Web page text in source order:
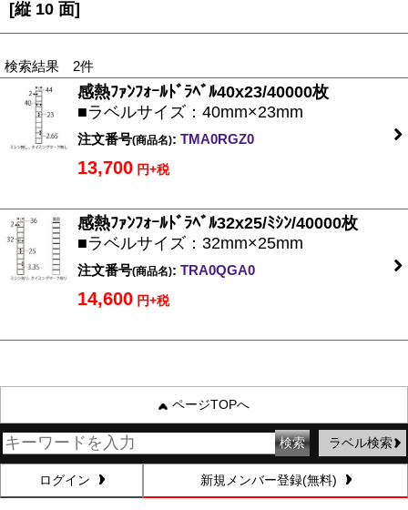
[縦 10 面]
検索結果 2件
感熱ﾌｧﾝﾌｫｰﾙﾄﾞﾗﾍﾞﾙ40x23/40000枚
■ラベルサイズ：40mm×23mm
注文番号(商品名): TMA0RGZ0
13,700 円+税
感熱ﾌｧﾝﾌｫｰﾙﾄﾞﾗﾍﾞﾙ32x25/ﾐｼﾝ/40000枚
■ラベルサイズ：32mm×25mm
注文番号(商品名): TRA0QGA0
14,600 円+税
ページTOPへ
ラベル検索
ログイン 新規メンバー登録(無料)